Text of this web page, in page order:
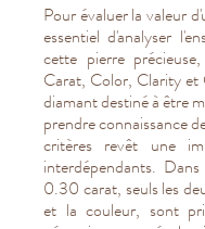
Pour évaluer la valeur
essentiel d'analyser
cette pierre
Carat, Color, Clarity et
diamant destiné à être
prendre connaissance
critères revêt une
interdépendants.
0.30 carat, seuls les
et la couleur, sont